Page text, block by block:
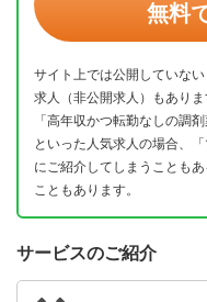
無料
サイト上では公開していない
求人（非公開求人）もあり
「高年収かつ転勤なしの調
といった人気求人の場合、
にご紹介してしまうことも
こともあります。
サービスのご紹介